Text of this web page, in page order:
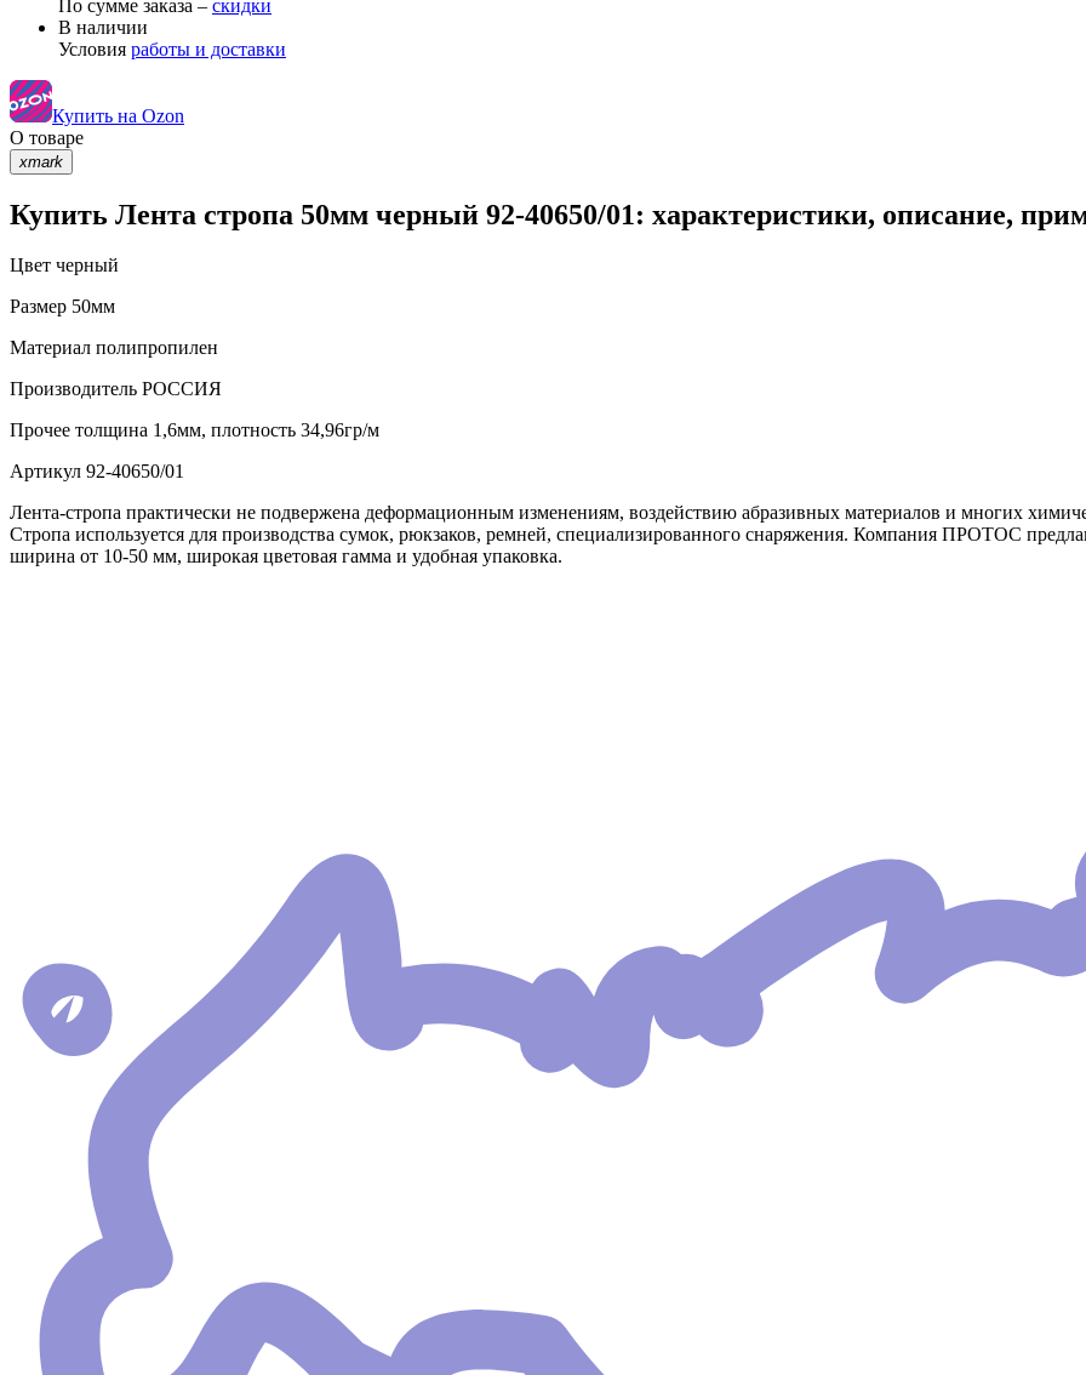
По сумме заказа – скидки
В наличии
Условия работы и доставки
Купить на Ozon
О товаре
xmark
Купить Лента стропа 50мм черный 92-40650/01: характеристики, описание,
Цвет черный
Размер 50мм
Материал полипропилен
Производитель РОССИЯ
Прочее толщина 1,6мм, плотность 34,96гр/м
Артикул 92-40650/01
Лента-стропа практически не подвержена деформационным изменениям, воздействию абразивных материалов и многих
Стропа используется для производства сумок, рюкзаков, ремней, специализированного снаряжения. Компания ПРОТОС
ширина от 10-50 мм, широкая цветовая гамма и удобная упаковка.